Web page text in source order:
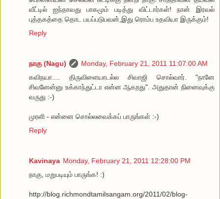
வீட்டில் ஐந்தாவது பாகமும் படித்து விட்டார்கள்! நான் இரவல்
புத்தகத்தை தொட பயப்படுபவன்,இது ரொம்ப உதவியா இருக்கும்!
Reply
நாகு (Nagu)
Monday, February 21, 2011 11:07:00 AM
கவிநயா.... திருவிளையாடல்ல சிவாஜி சொல்வார். "நானே
சிவனேன்னு உக்காந்துட்டா என்ன ஆகறது". அதுதான் நினைவுக்கு
வருது :-)
முரளி - என்னை சொல்லவைக்கப் பாருங்கள் :-)
Reply
Kavinaya Monday, February 21, 2011 12:28:00 PM
நாகு, மறுபடியும் பாருங்க! :)
http://blog.richmondtamilsangam.org/2011/02/blog-